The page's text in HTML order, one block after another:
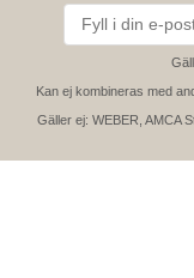
Kan ej kombineras med
Gäller ej: WEBER, AMCA